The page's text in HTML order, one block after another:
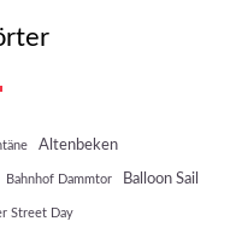
Altenbeken
Bahnhof Dammtor Balloon Sail
Street Day